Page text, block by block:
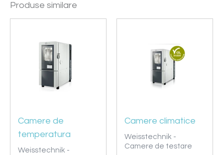
Produse similare
Camere de
temperatura
Weisstechnik -
Camere climatice
Weisstechnik -
Camere de testare